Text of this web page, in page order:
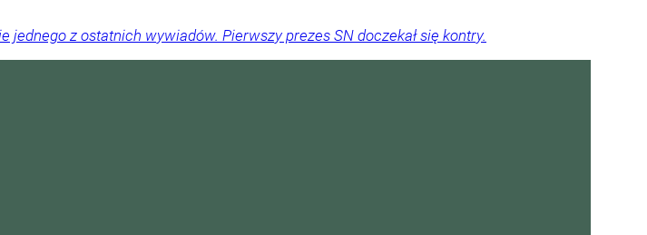
jednego z ostatnich wywiadów. Pierwszy prezes SN doczekał się kontry.